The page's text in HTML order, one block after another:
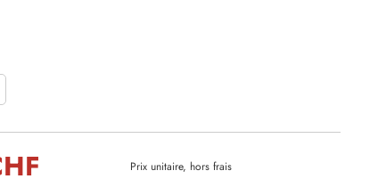
Prix unitaire, hors frais